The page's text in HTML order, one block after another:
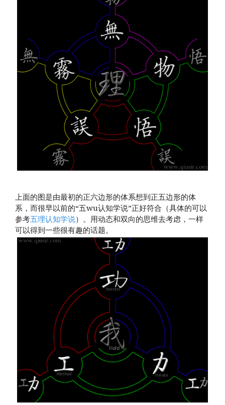
上面的图是由最初的正六边形的体系想到正五边形的体
系，而很早以前的“五wu认知学说”正好符合（具体的可以
参考五理认知学说）。用动态和双向的思维去考虑，一样
可以得到一些很有趣的话题。